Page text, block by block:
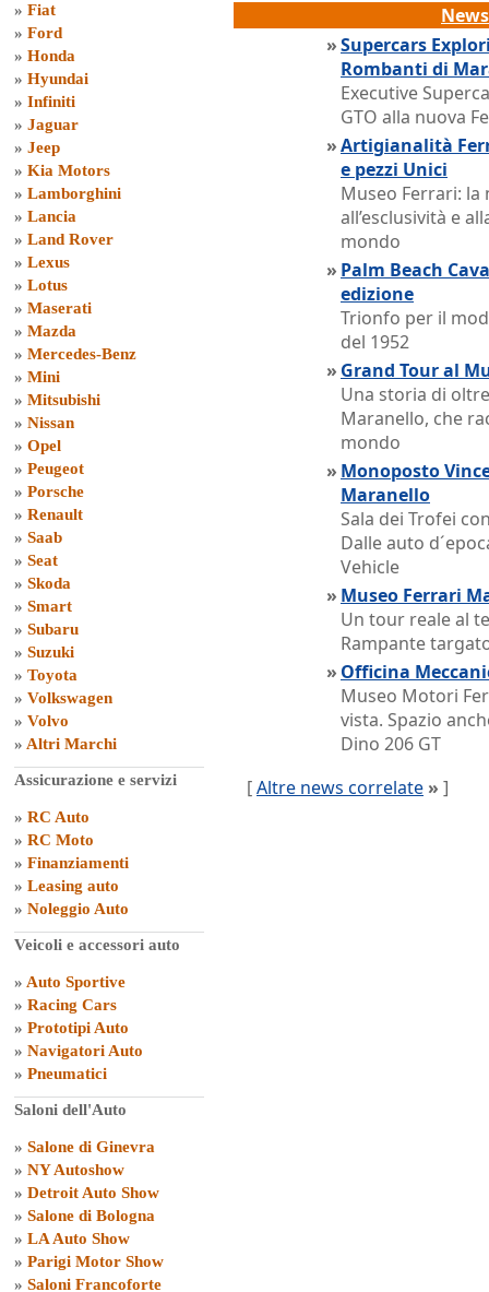
» Fiat
» Ford
» Honda
» Hyundai
» Infiniti
» Jaguar
» Jeep
» Kia Motors
» Lamborghini
» Lancia
» Land Rover
» Lexus
» Lotus
» Maserati
» Mazda
» Mercedes-Benz
» Mini
» Mitsubishi
» Nissan
» Opel
» Peugeot
» Porsche
» Renault
» Saab
» Seat
» Skoda
» Smart
» Subaru
» Suzuki
» Toyota
» Volkswagen
» Volvo
» Altri Marchi
Assicurazione e servizi
» RC Auto
» RC Moto
» Finanziamenti
» Leasing auto
» Noleggio Auto
Veicoli e accessori auto
» Auto Sportive
» Racing Cars
» Prototipi Auto
» Navigatori Auto
» Pneumatici
Saloni dell'Auto
» Salone di Ginevra
» NY Autoshow
» Detroit Auto Show
» Salone di Bologna
» LA Auto Show
» Parigi Motor Show
» Saloni Francoforte
»Supercars
Rombanti di
Executive
GTO alla nuova
»Artigianalità
e pezzi Unici
Museo Ferrari:
all’esclusività e
mondo
» Palm Beach
edizione
Trionfo per il
del 1952
» Grand Tour al
Una storia di
Maranello, che
mondo
» Monoposto
Maranello
Sala dei Trofei
Dalle auto
Vehicle
» Museo Ferrari
Un tour reale al
Rampante
» Officina
Museo Motori
vista. Spazio
Dino 206 GT
[Altre news correlate » ]